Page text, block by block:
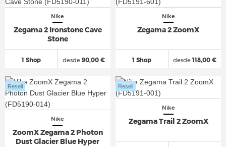
Nike
Zegama 2 Ironstone Cave
Stone
1 Shop desde 90,00 €
Nike
Zegama 2 ZoomX
1 Shop desde118,00 €
Nike
ZoomX Zegama 2 Photon
Dust Glacier Blue Hyper
Resell
Nike
Zegama Trail 2 ZoomX
Resell